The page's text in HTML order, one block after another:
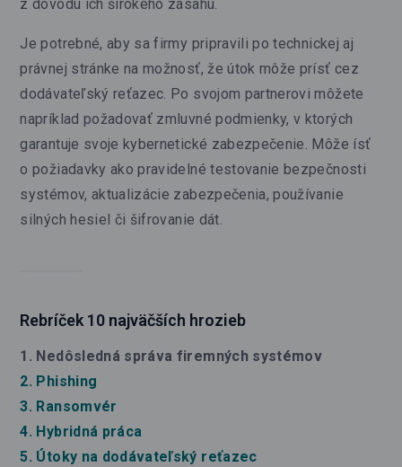
z dôvodu ich širokého zásahu.
Je potrebné, aby sa firmy pripravili po technickej aj
právnej stránke na možnosť, že útok môže prísť cez
dodávateľský reťazec. Po svojom partnerovi môžete
napríklad požadovať zmluvné podmienky, v ktorých
garantuje svoje kybernetické zabezpečenie. Môže ísť
o požiadavky ako pravidelné testovanie bezpečnosti
systémov, aktualizácie zabezpečenia, používanie
silných hesiel či šifrovanie dát.
Rebríček 10 najväčších hrozieb
1. Nedôsledná správa firemných systémov
2. Phishing
3. Ransomvér
4. Hybridná práca
5. Útoky na dodávateľský reťazec